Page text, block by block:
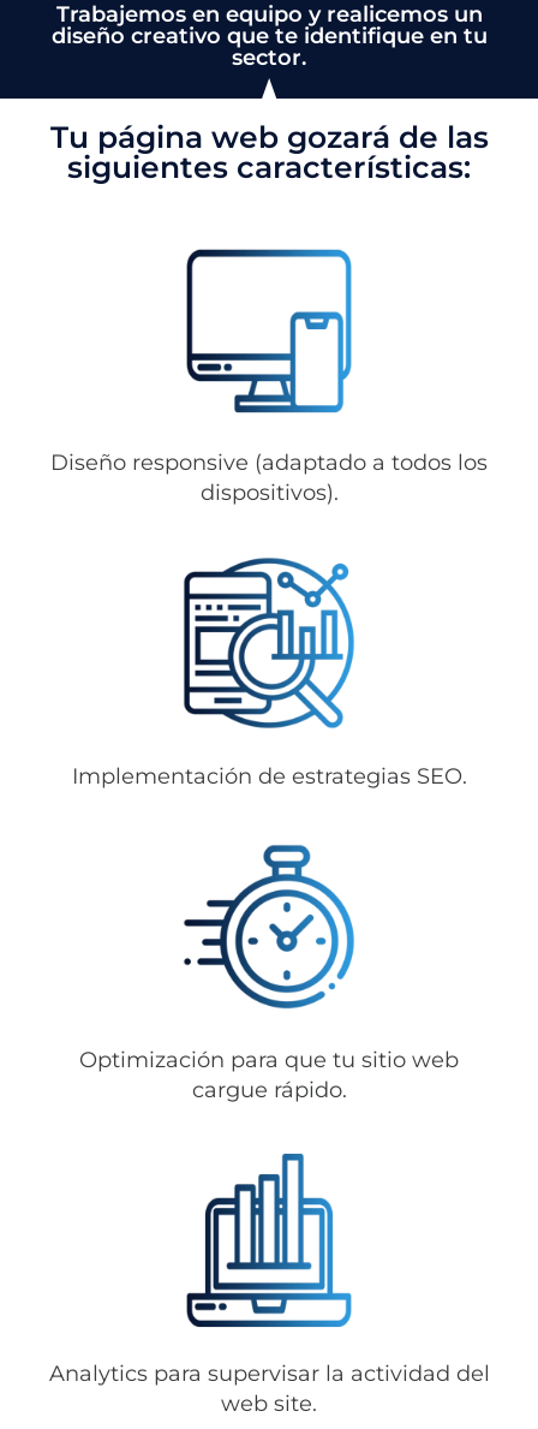
Trabajemos en equipo y realicemos un
diseño creativo que te identifique en tu
sector.
Tu página web gozará de las
siguientes características:
Diseño responsive (adaptado a todos los
dispositivos).
Implementación de estrategias SEO.
Optimización para que tu sitio web
cargue rápido.
Analytics para supervisar la actividad del
web site.